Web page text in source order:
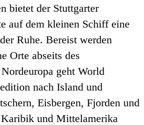
bietet der Stuttgarter
auf dem kleinen Schiff eine
Ruhe. Bereist werden
Orte abseits des
geht World
nach Island und
Eisbergen, Fjorden und
und Mittelamerika